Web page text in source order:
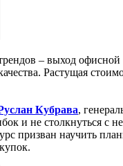
– выход
Растущая
Кубрава,
и не столкнуться с
призван научить